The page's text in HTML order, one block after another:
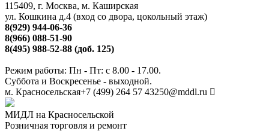
115409, г. Москва, м. Каширская
ул. Кошкина д.4 (вход со двора, цокольный этаж)
8(929) 944-06-36
8(966) 088-51-90
8(495) 988-52-88 (доб. 125)
Режим работы: Пн - Пт: с 8.00 - 17.00.
Суббота и Воскресенье - выходной.
м. Красносельская+7 (499) 264 57 43250@mddl.ru
МИДЛ на Красносельской
Розничная торговля и ремонт